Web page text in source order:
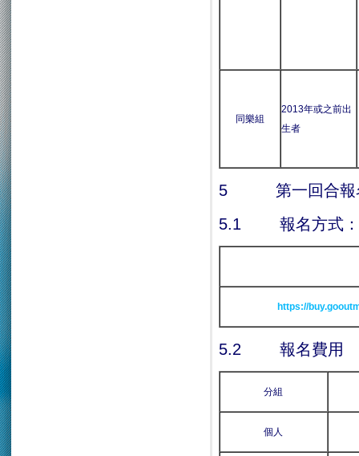
同樂組
2013年或之前出
生者
5 第一回合報
5.1 報名方式：
https://
5.2 報名費用
分組
個人